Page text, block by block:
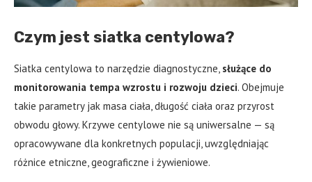
Czym jest siatka centylowa?
Siatka centylowa to narzędzie diagnostyczne, służące do
monitorowania tempa wzrostu i rozwoju dzieci. Obejmuje
takie parametry jak masa ciała, długość ciała oraz przyrost
obwodu głowy. Krzywe centylowe nie są uniwersalne — są
opracowywane dla konkretnych populacji, uwzględniając
różnice etniczne, geograficzne i żywieniowe.